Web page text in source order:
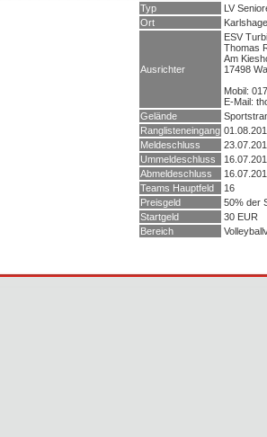
Typ
LV
Ort
Ausrichter
ESV
Thomas
Am
17498
Mobil:
E-Mail:
Gelände
Ranglisteneingang
Meldeschluss
Ummeldeschluss
Abmeldeschluss
Teams Hauptfeld
16
Preisgeld
50% der
Startgeld
30 EUR
Bereich